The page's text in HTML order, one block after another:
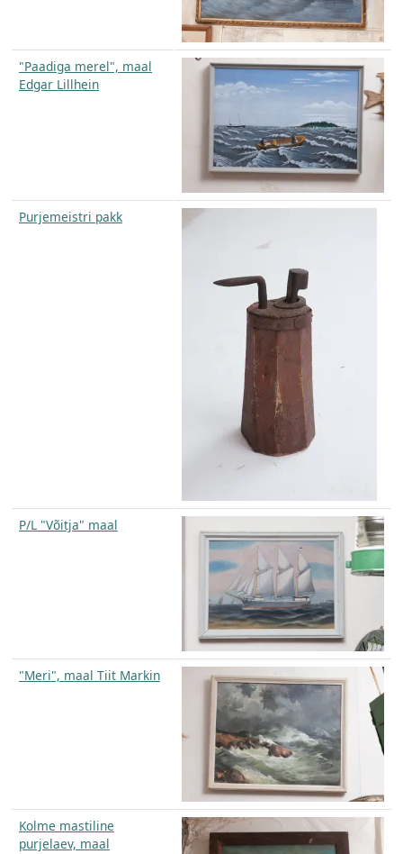
"Paadiga merel", maal
Edgar Lillhein
Purjemeistri pakk
P/L "Võitja" maal
"Meri", maal Tiit Markin
Kolme mastiline
purjelaev, maal